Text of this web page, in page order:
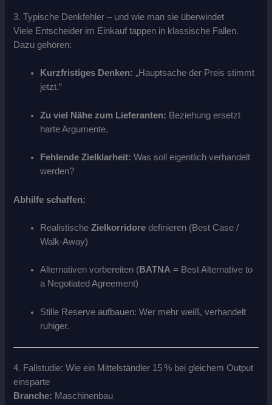
3. Typische Denkfehler – und wie man sie überwindet
Viele Entscheider im Einkauf tappen in klassische Fallen.
Dazu gehören:
Kurzfristiges Denken: „Hauptsache der Preis stimmt
jetzt.“
Zu viel Nähe zum Lieferanten: Beziehung ersetzt
harte Argumente.
Fehlende Zielklarheit: Was soll eigentlich verhandelt
werden?
Abhilfe schaffen:
RealistischeZielkorridore definieren (Best Case /
Walk-Away)
Alternativen vorbereiten (BATNA = Best Alternative to
a Negotiated Agreement)
Stille Reserve aufbauen: Wer mehr weiß, verhandelt
ruhiger.
4. Fallstudie: Wie ein Mittelständler 15 % bei gleichem Output
einsparte
Branche: Maschinenbau